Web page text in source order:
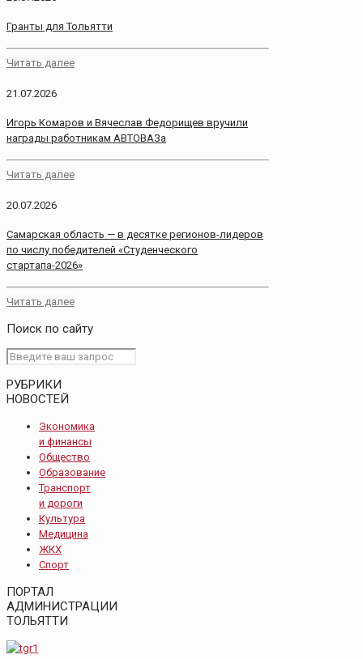
Гранты для Тольятти
Читать далее
21.07.2026
Игорь Комаров и Вячеслав Федорищев вручили
награды работникам АВТОВАЗа
Читать далее
20.07.2026
Самарская область — в десятке регионов-лидеров
по числу победителей «Студенческого
стартапа-2026»
Читать далее
Поиск по сайту
РУБРИКИ
НОВОСТЕЙ
Экономика
и финансы
Общество
Образование
Транспорт
и дороги
Культура
Медицина
ЖКХ
Спорт
ПОРТАЛ
АДМИНИСТРАЦИИ
ТОЛЬЯТТИ